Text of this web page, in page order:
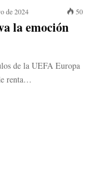
de 2024 50
la emoción
de la UEFA Europa
renta…